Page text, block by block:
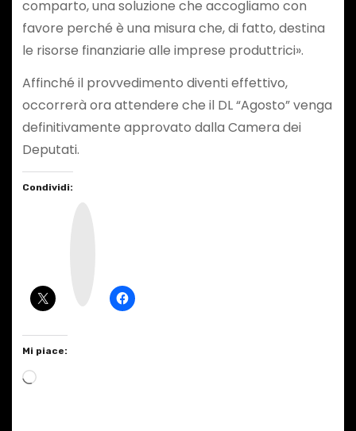
comparto, una soluzione che accogliamo con
favore perché è una misura che, di fatto, destina
le risorse finanziarie alle imprese produttrici».
Affinché il provvedimento diventi effettivo,
occorrerà ora attendere che il DL “Agosto” venga
definitivamente approvato dalla Camera dei
Deputati.
Condividi:
Mi piace:
C